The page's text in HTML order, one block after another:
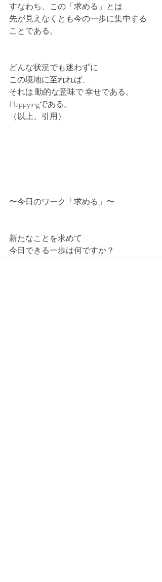
すなわち、この「求める」とは
先が見えなくとも今の一歩に集中する
ことである。
どんな状況でも迷わずに
この境地に至れれば、
それは 動的な意味で 幸せである。
Happyingである。
（以上、引用）
〜今日のワーク「求める」〜
新たなことを求めて
今日できる一歩は何ですか？